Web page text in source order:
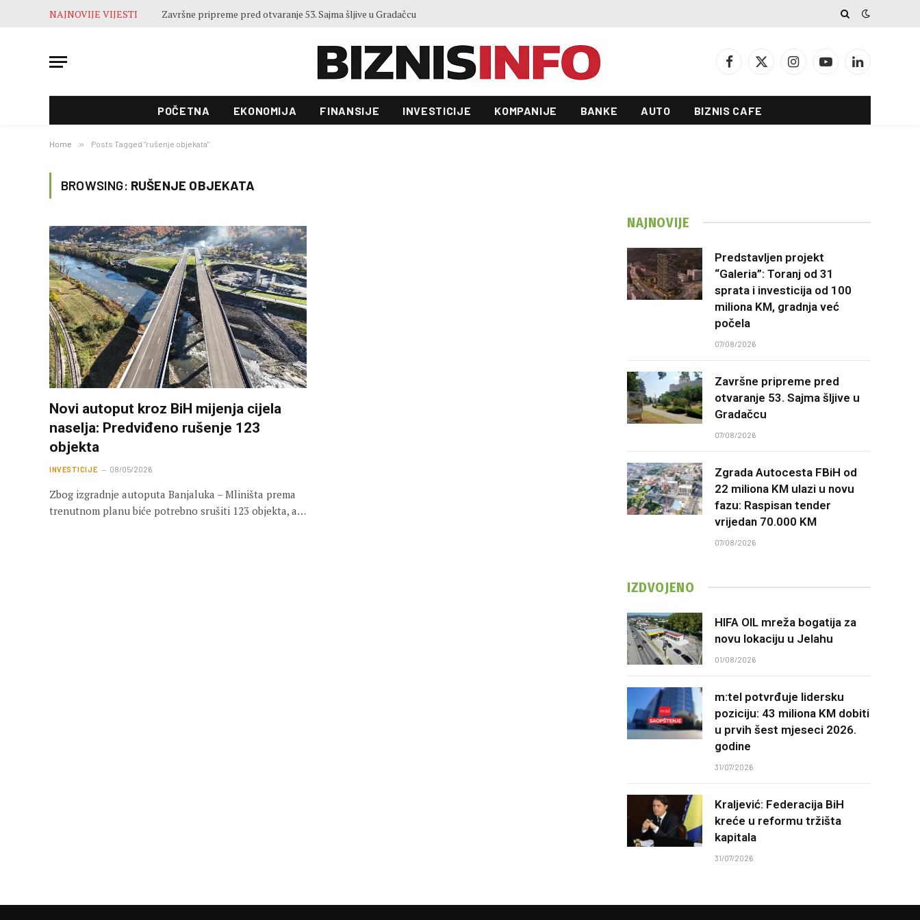
NAJNOVIJE VIJESTI Završne pripreme pred otvaranje 53. Sajma šljive u Gradačcu
Facebook
X
InstagramYouTubeLinkedIn
POČETNA EKONOMIJA FINANSIJE INVESTICIJE KOMPANIJE BANKE AUTO BIZNIS CAFE
Home » Posts Tagged "rušenje objekata"
BROWSING: RUŠENJE OBJEKATA
Novi autoput kroz BiH mijenja cijela
naselja: Predviđeno rušenje 123
objekta
INVESTICIJE 08/05/2026
Zbog izgradnje autoputa Banjaluka – Mliništa prema
trenutnom planu biće potrebno srušiti 123 objekta, a…
NAJNOVIJE
Predstavljen projekt
“Galeria”: Toranj od 31
sprata i investicija od 100
miliona KM, gradnja već
počela
07/08/2026
Završne pripreme pred
otvaranje 53. Sajma šljive u
Gradačcu
07/08/2026
Zgrada Autocesta FBiH od
22 miliona KM ulazi u novu
fazu: Raspisan tender
vrijedan 70.000 KM
07/08/2026
IZDVOJENO
HIFA OIL mreža bogatija za
novu lokaciju u Jelahu
01/08/2026
m:tel potvrđuje lidersku
poziciju: 43 miliona KM dobiti
u prvih šest mjeseci 2026.
godine
31/07/2026
Kraljević: Federacija BiH
kreće u reformu tržišta
kapitala
31/07/2026